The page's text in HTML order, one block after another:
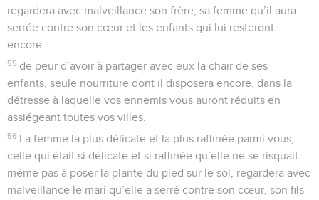
regardera avec malveillance son frère, sa femme qu’il aura
serrée contre son cœur et les enfants qui lui resteront
encore
55 de peur d’avoir à partager avec eux la chair de ses
enfants, seule nourriture dont il disposera encore, dans la
détresse à laquelle vos ennemis vous auront réduits en
assiégeant toutes vos villes.
56 La femme la plus délicate et la plus raffinée parmi vous,
celle qui était si délicate et si raffinée qu’elle ne se risquait
même pas à poser la plante du pied sur le sol, regardera avec
malveillance le mari qu’elle a serré contre son cœur, son fils